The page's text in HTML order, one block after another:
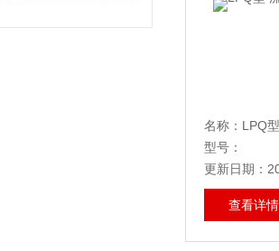
型号：
更新日期：
查看详情